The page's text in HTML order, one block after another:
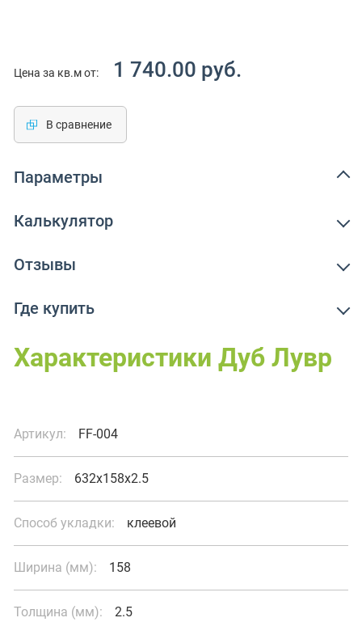
Цена за кв.м от: 1 740.00 руб.
В сравнение
Параметры
Калькулятор
Отзывы
Где купить
Характеристики Дуб Лувр
Артикул: FF-004
Размер: 632x158x2.5
Способ укладки: клеевой
Ширина (мм): 158
Толщина (мм): 2.5